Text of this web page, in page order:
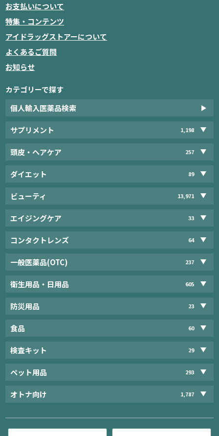
お支払いについて
特集・コンテンツ
アイドラッグストアーについて
よくあるご質問
お知らせ
カテゴリーで探す
個人輸入医薬品検索
サプリメント 1,198
頭皮・ヘアケア 257
ダイエット 89
ビューティ 13,971
エイジングケア 33
コンタクトレンズ 64
一般医薬品(OTC) 237
衛生用品・日用品 605
防災用品 23
食品 60
検査キット 29
ペット用品 293
オトナ向け 1,787